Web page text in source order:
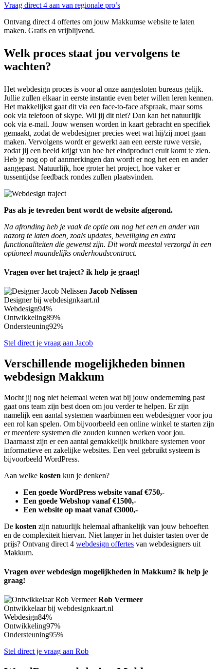
Vraag direct 4 aan van regionale pro’s
Ontvang direct 4 offertes om jouw Makkumse website te laten
maken. Gratis en vrijblijvend.
Welk proces staat jou vervolgens te
wachten?
Het webdesign proces is voor al onze aangesloten bureaus gelijk.
Jullie zullen elkaar in eerste instantie even beter willen leren kennen.
Het makkelijkst gaat dit via een face-to-face afspraak, maar soms
ook via telefoon of skype. Wil jij dit niet? Dan kan het natuurlijk
ook via e-mail. Jouw wensen worden in kaart gebracht en specifiek
gemaakt, zodat de webdesigner precies weet wat hij/zij moet gaan
maken. Vervolgens wordt er gewerkt aan een eerste ruwe versie,
zodat jij een beeld krijgt van hoe het eindproduct eruit komt te zien.
Heb je nog op of aanmerkingen dan wordt er nog het een en ander
aangepast. Natuurlijk, hoe groter het project, hoe vaker er
tussentijdse feedback rondes zullen plaatsvinden.
Pas als je tevreden bent wordt de website afgerond.
Na afronding heb je vaak de optie om nog het een en ander van
nazorg te laten doen, zoals updates, beveiliging en extra
functionaliteiten die gewenst zijn. Dit wordt meestal verzorgd in een
optioneel maandelijks onderhoudscontract.
Vragen over het traject? ik help je graag!
Jacob Nelissen
Designer bij webdesignkaart.nl
Webdesign94%
Ontwikkeling89%
Ondersteuning92%
Stel direct je vraag aan Jacob
Verschillende mogelijkheden binnen
webdesign Makkum
Mocht jij nog niet helemaal weten wat bij jouw onderneming past
gaat ons team zijn best doen om jou verder te helpen. Er zijn
namelijk een aantal systemen waarbinnen een webdesigner voor jou
een rol kan spelen. Om bijvoorbeeld een online winkel te starten zijn
er meerdere systemen die zouden kunnen werken voor jou.
Daarnaast zijn er een aantal gemakkelijk bruikbare systemen voor
informatieve en zakelijke websites. Een veel gebruikt systeem is
bijvoorbeeld WordPress.
Aan welke kosten kun je denken?
Een goede WordPress website vanaf €750,-
Een goede Webshop vanaf €1500,-
Een website op maat vanaf €3000,-
De kosten zijn natuurlijk helemaal afhankelijk van jouw behoeften
en de complexiteit hiervan. Niet langer in het duister tasten over de
prijs? Ontvang direct 4 webdesign offertes van webdesigners uit
Makkum.
Vragen over webdesign mogelijkheden in Makkum? ik help je
graag!
Rob Vermeer
Ontwikkelaar bij webdesignkaart.nl
Webdesign84%
Ontwikkeling97%
Ondersteuning95%
Stel direct je vraag aan Rob